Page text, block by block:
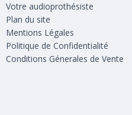
Votre audioprothésiste
Plan du site
Mentions Légales
Politique de Confidentialité
Conditions Génerales de Vente